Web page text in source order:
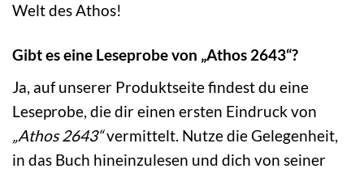
Welt des Athos!
Gibt es eine Leseprobe von „Athos 2643“?
Ja, auf unserer Produktseite findest du eine
Leseprobe, die dir einen ersten Eindruck von
„Athos 2643“vermittelt. Nutze die Gelegenheit,
in das Buch hineinzulesen und dich von seiner